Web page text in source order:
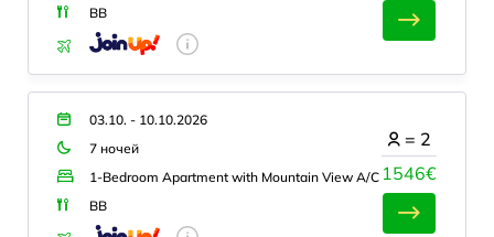
BB
03.10. - 10.10.2026
7 ночей
1-Bedroom Apartment with Mountain View A/C
BB
1546€
= 2